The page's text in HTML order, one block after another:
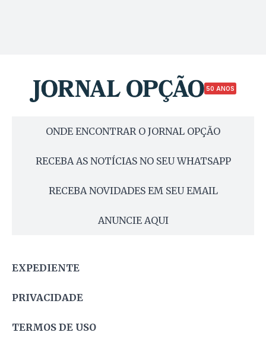
50 ANOS
ONDE ENCONTRAR O JORNAL OPÇÃO
RECEBA AS NOTÍCIAS NO SEU WHATSAPP
RECEBA NOVIDADES EM SEU EMAIL
ANUNCIE AQUI
EXPEDIENTE
PRIVACIDADE
TERMOS DE USO